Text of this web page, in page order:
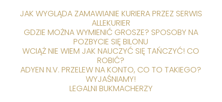
JAK WYGLĄDA ZAMAWIANIE KURIERA PRZEZ SERWIS
ALLEKURIER
GDZIE MOŻNA WYMIENIĆ GROSZE? SPOSOBY NA
POZBYCIE SIĘ BILONU
WCIĄŻ NIE WIEM JAK NAUCZYĆ SIĘ TAŃCZYĆ! CO
ROBIĆ?
ADYEN N.V. PRZELEW NA KONTO, CO TO TAKIEGO?
WYJAŚNIAMY!
LEGALNI BUKMACHERZY